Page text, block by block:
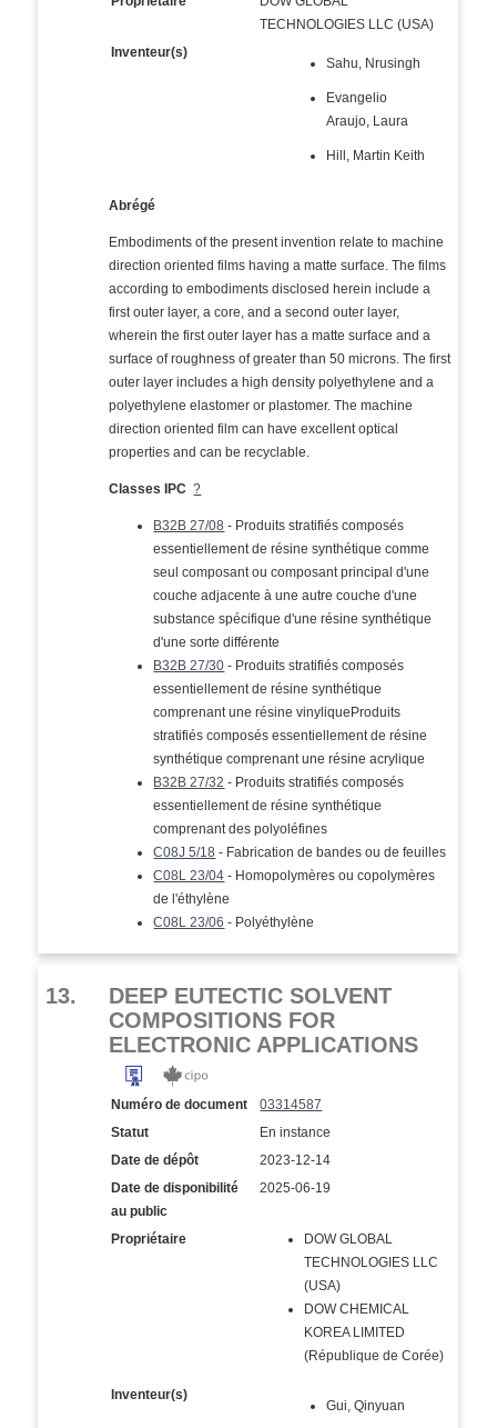
TECHNOLOGIES LLC (USA)
Inventeur(s)
Sahu, Nrusingh
Evangelio
Araujo, Laura
Hill, Martin Keith
Abrégé
Embodiments of the present invention relate to machine
direction oriented films having a matte surface. The films
according to embodiments disclosed herein include a
first outer layer, a core, and a second outer layer,
wherein the first outer layer has a matte surface and a
surface of roughness of greater than 50 microns. The first
outer layer includes a high density polyethylene and a
polyethylene elastomer or plastomer. The machine
direction oriented film can have excellent optical
properties and can be recyclable.
Classes IPC ?
B32B 27/08 - Produits stratifiés composés
essentiellement de résine synthétique comme
seul composant ou composant principal d'une
couche adjacente à une autre couche d'une
substance spécifique d'une résine synthétique
d'une sorte différente
B32B 27/30 - Produits stratifiés composés
essentiellement de résine synthétique
comprenant une résine vinyliqueProduits
stratifiés composés essentiellement de résine
synthétique comprenant une résine acrylique
B32B 27/32 - Produits stratifiés composés
essentiellement de résine synthétique
comprenant des polyoléfines
C08J 5/18 - Fabrication de bandes ou de feuilles
C08L 23/04 - Homopolymères ou copolymères
de l'éthylène
C08L 23/06 - Polyéthylène
13.
DEEP EUTECTIC SOLVENT
COMPOSITIONS FOR
ELECTRONIC APPLICATIONS
Numéro de document
03314587
Statut
En instance
Date de dépôt
2023-12-14
Date de disponibilité
au public
2025-06-19
Propriétaire
DOW GLOBAL
TECHNOLOGIES LLC
(USA)
DOW CHEMICAL
KOREA LIMITED
(République de Corée)
Inventeur(s)
Gui, Qinyuan